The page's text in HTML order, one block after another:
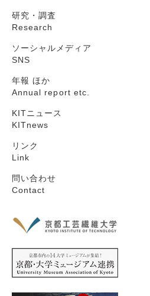
研究・調査
Research
ソーシャルメディア
SNS
年報 ほか
Annual report etc.
KITニュース
KITnews
リンク
Link
問い合わせ
Contact